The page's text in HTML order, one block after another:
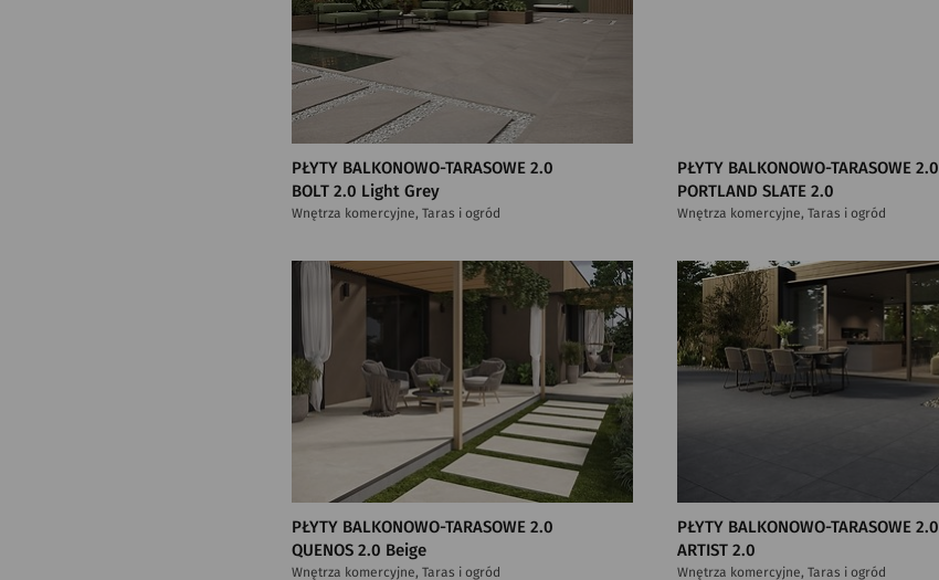
PŁYTY BALKONOWO-TARASOWE 2.0
BOLT 2.0 Light Grey
Wnętrza komercyjne, Taras i ogród
PŁYTY BALKONOWO-TARASOWE 2.0
PORTLAND SLATE 2.0
Wnętrza komercyjne, Taras i ogród
PŁYTY BALKONOWO-TARASOWE 2.0
QUENOS 2.0 Beige
Wnętrza komercyjne, Taras i ogród
PŁYTY BALKONOWO-TARASOWE 2.0
ARTIST 2.0
Wnętrza komercyjne, Taras i ogród